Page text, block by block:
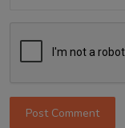
Post Comment